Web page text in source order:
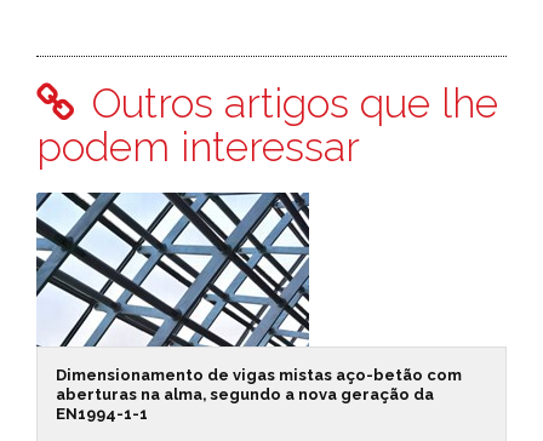
Outros artigos que lhe
podem interessar
Dimensionamento de vigas mistas aço-betão com
aberturas na alma, segundo a nova geração da
EN1994-1-1